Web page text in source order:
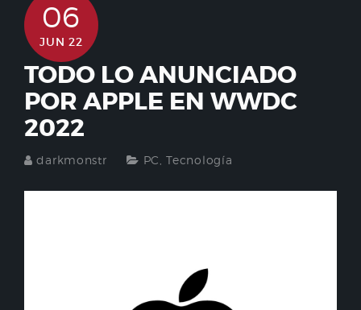
06
JUN 22
TODO LO ANUNCIADO
POR APPLE EN WWDC
2022
darkmonstr PC ,Tecnología